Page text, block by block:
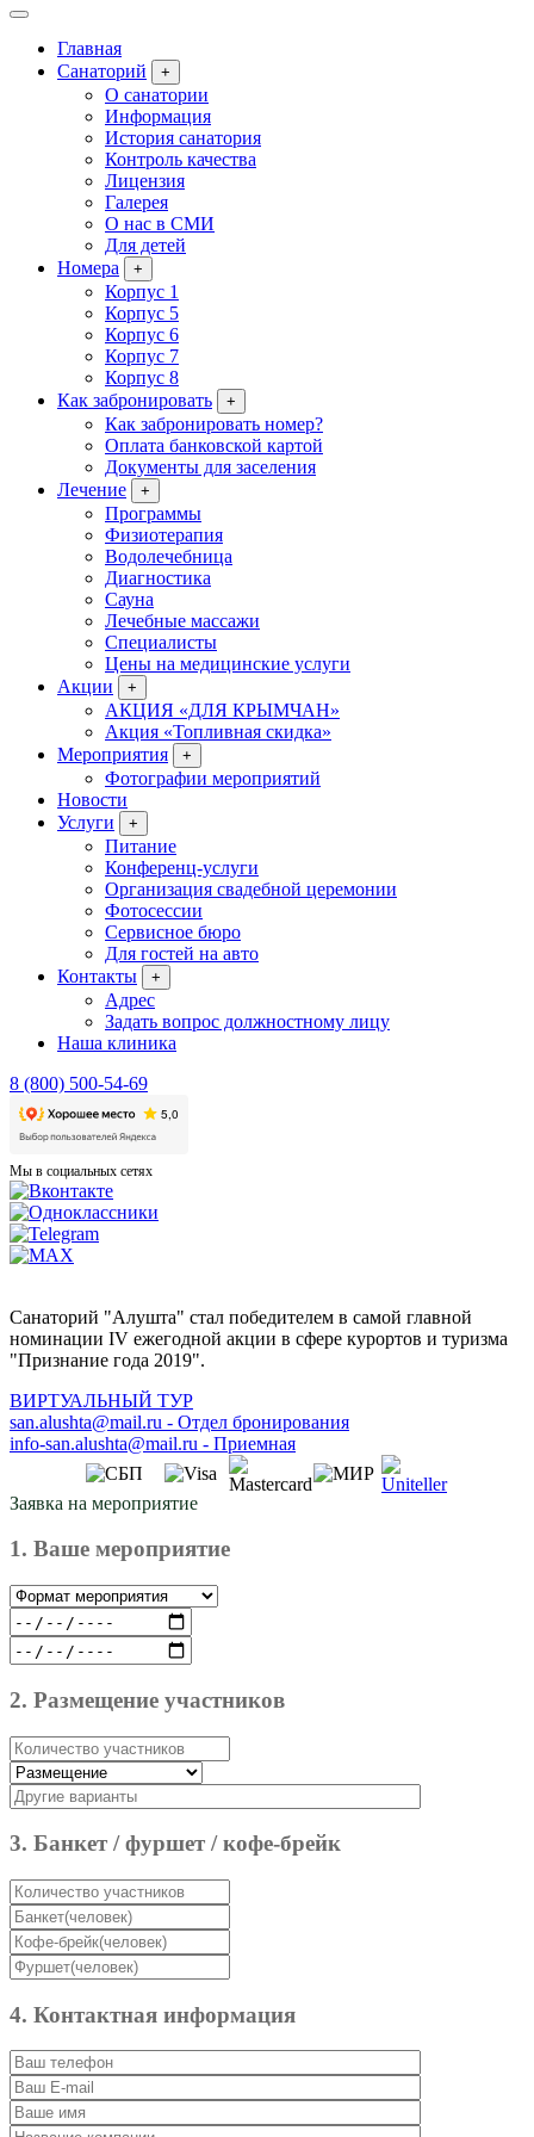
Главная
Санаторий
+
О санатории
Информация
История санатория
Контроль качества
Лицензия
Галерея
О нас в СМИ
Для детей
Номера
+
Корпус 1
Корпус 5
Корпус 6
Корпус 7
Корпус 8
Как забронировать
+
Как забронировать номер?
Оплата банковской картой
Документы для заселения
Лечение
+
Программы
Физиотерапия
Водолечебница
Диагностика
Сауна
Лечебные массажи
Специалисты
Цены на медицинские услуги
Акции
+
АКЦИЯ «ДЛЯ КРЫМЧАН»
Акция «Топливная скидка»
Мероприятия
+
Фотографии мероприятий
Новости
Услуги
+
Питание
Конференц-услуги
Организация свадебной церемонии
Фотосессии
Сервисное бюро
Для гостей на авто
Контакты
+
Адрес
Задать вопрос должностному лицу
Наша клиника
8 (800) 500-54-69
Мы в социальных сетях
Санаторий "Алушта" стал победителем в самой главной
номинации IV ежегодной акции в сфере курортов и туризма
"Признание года 2019".
ВИРТУАЛЬНЫЙ ТУР
san.alushta@mail.ru - Отдел бронирования
info-san.alushta@mail.ru - Приемная
Заявка на мероприятие
1. Ваше мероприятие
2. Размещение участников
3. Банкет / фуршет / кофе-брейк
4. Контактная информация